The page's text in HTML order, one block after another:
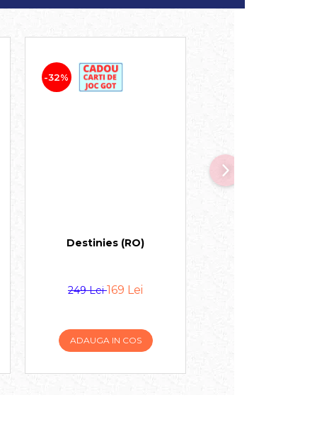
-32%
Destinies (RO)
249 Lei169 Lei
ADAUGA IN COS